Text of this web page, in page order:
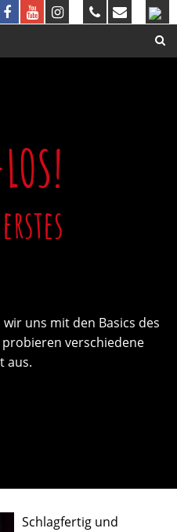
uns mit den Basics des
verschiedene
aus.
Schlagfertig und